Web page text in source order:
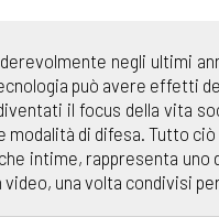
negli ultimi
può avere effetti
il focus della vita
modalità di difesa. Tutto
intime, rappresenta
una volta condivisi